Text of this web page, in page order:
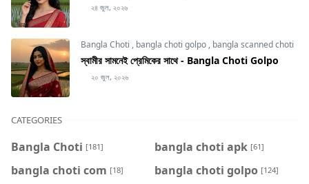
২৪ জুল, ২০২৬
Bangla Choti , bangla choti golpo , bangla scanned choti
স্বামীর সামনেই প্রেমিকের সাথে - Bangla Choti Golpo
২০ জুল, ২০২৬
CATEGORIES
Bangla Choti [181] bangla choti apk [61]
bangla choti com [18] bangla choti golpo [124]